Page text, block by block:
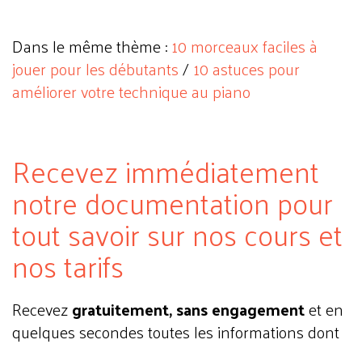
Dans le même thème :10 morceaux faciles à
jouer pour les débutants/10 astuces pour
améliorer votre technique au piano
Recevez immédiatement
notre documentation pour
tout savoir sur nos cours et
nos tarifs
Recevezgratuitement, sans engagementet en
quelques secondes toutes les informations dont